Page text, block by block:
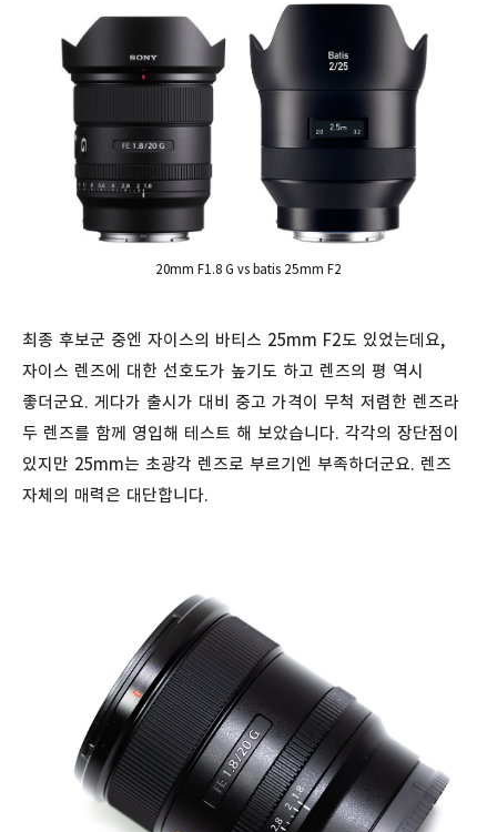
20mm F1.8 G vs batis 25mm F2
최종 후보군 중엔 자이스의 바티스 25mm F2도 있었는데요,
자이스 렌즈에 대한 선호도가 높기도 하고 렌즈의 평 역시
좋더군요. 게다가 출시가 대비 중고 가격이 무척 저렴한 렌즈라
두 렌즈를 함께 영입해 테스트 해 보았습니다. 각각의 장단점이
있지만 25mm는 초광각 렌즈로 부르기엔 부족하더군요. 렌즈
자체의 매력은 대단합니다.